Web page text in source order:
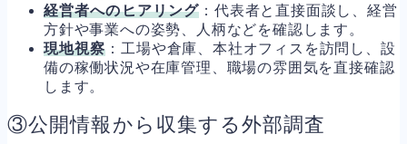
経営者へのヒアリング ：代表者と直接面談し、経営
方針や事業への姿勢、人柄などを確認します。
現地視察 ：工場や倉庫、本社オフィスを訪問し、設
備の稼働状況や在庫管理、職場の雰囲気を直接確認
します。
③公開情報から収集する外部調査